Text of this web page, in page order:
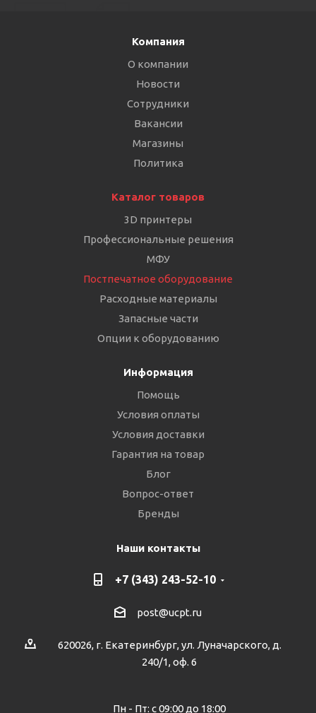
Компания
О компании
Новости
Сотрудники
Вакансии
Магазины
Политика
Каталог товаров
3D принтеры
Профессиональные решения
МФУ
Постпечатное оборудование
Расходные материалы
Запасные части
Опции к оборудованию
Информация
Помощь
Условия оплаты
Условия доставки
Гарантия на товар
Блог
Вопрос-ответ
Бренды
Наши контакты
+7 (343) 243-52-10
post@ucpt.ru
620026, г. Екатеринбург, ул. Луначарского, д.
240/1, оф. 6
Пн - Пт: с 09:00 до 18:00